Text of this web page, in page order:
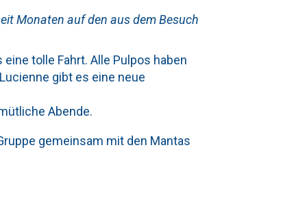
Monaten auf den aus dem Besuch
tolle Fahrt. Alle Pulpos haben
gibt es eine neue
Abende.
gemeinsam mit den Mantas